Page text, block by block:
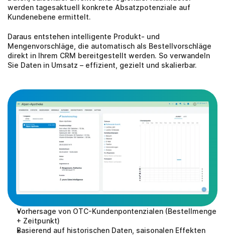
werden tagesaktuell konkrete Absatzpotenziale auf
Kundenebene ermittelt.
Daraus entstehen intelligente Produkt- und
Mengenvorschläge, die automatisch als Bestellvorschläge
direkt in Ihrem CRM bereitgestellt werden. So verwandeln
Sie Daten in Umsatz – effizient, gezielt und skalierbar.
Vorhersage von OTC-Kundenpontenzialen (Bestellmenge
+ Zeitpunkt)
Basierend auf historischen Daten, saisonalen Effekten